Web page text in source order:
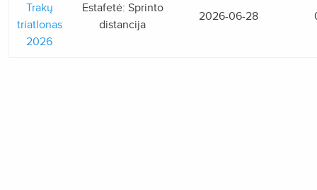
Trakų
triatlonas
2026
Estafetė: Sprinto
distancija
2026-06-28